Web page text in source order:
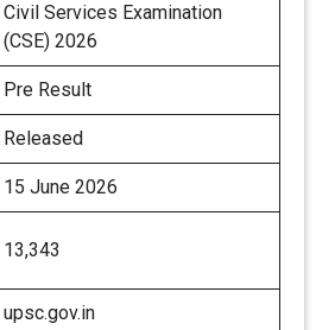
Civil Services Examination
(CSE) 2026
Pre Result
Released
15 June 2026
13,343
upsc.gov.in